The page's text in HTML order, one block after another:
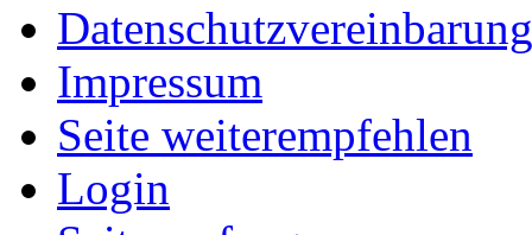
Datenschutzvereinbarung
Impressum
Seite weiterempfehlen
Login